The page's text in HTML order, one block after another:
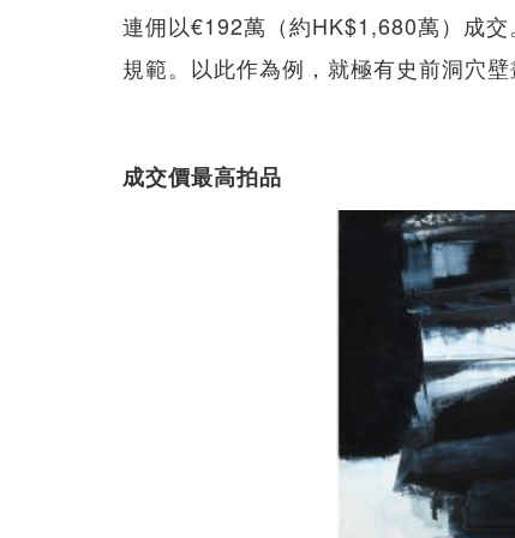
連佣以€192萬（約HK$1,680萬）成
規範。以此作為例，就極有史前洞穴壁
成交價最高拍品